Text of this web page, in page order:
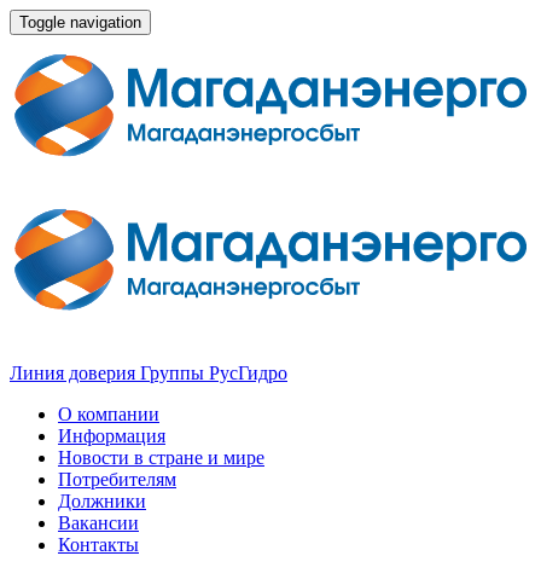
Toggle navigation
Линия доверия Группы РусГидро
О компании
Информация
Новости в стране и мире
Потребителям
Должники
Вакансии
Контакты